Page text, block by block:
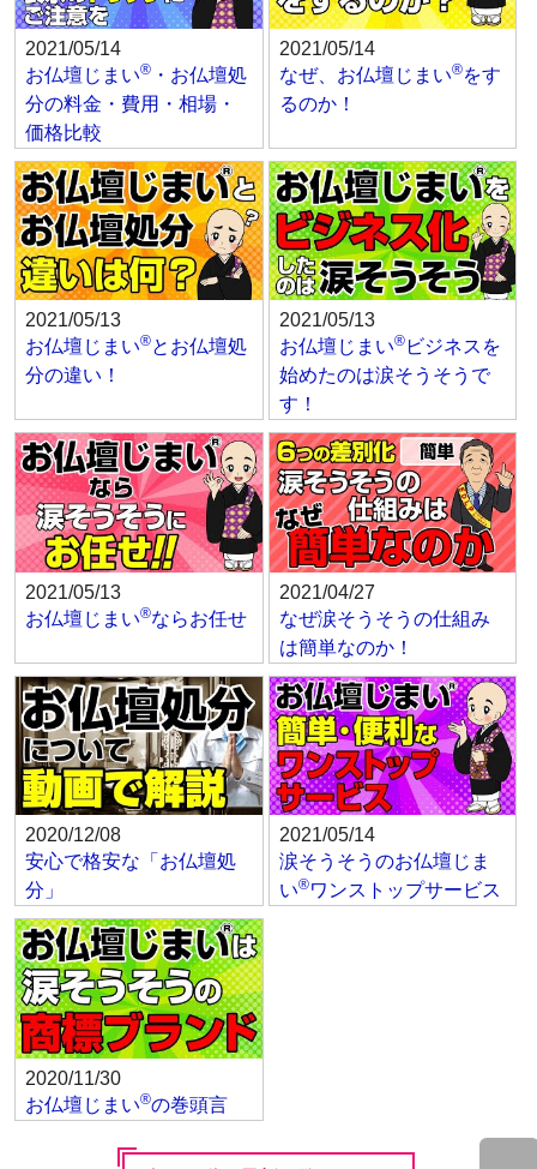
2021/05/14
お仏壇じまい® ・お仏壇処
分の料金・費用・相場・
価格比較
2021/05/14
なぜ、お仏壇じまい®をす
るのか！
2021/05/13
お仏壇じまい®とお仏壇処
分の違い！
2021/05/13
お仏壇じまい®ビジネスを
始めたのは涙そうそうで
す！
2021/05/13
お仏壇じまい®ならお任せ
2021/04/27
なぜ涙そうそうの仕組み
は簡単なのか！
2020/12/08
安心で格安な「お仏壇処
分」
2021/05/14
涙そうそうのお仏壇じま
い®ワンストップサービス
2020/11/30
お仏壇じまい®の巻頭言